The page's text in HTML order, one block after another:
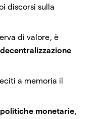
discorsi sulla
di valore, è
decentralizzazione
a memoria il
politiche monetarie,